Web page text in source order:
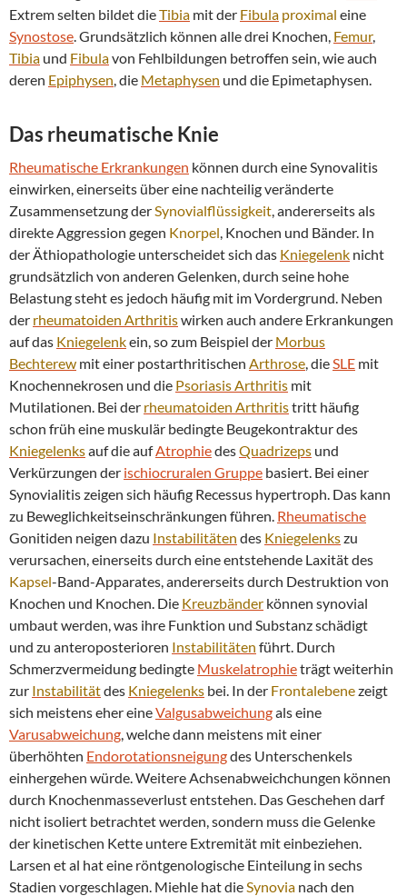
Extrem selten bildet dieTibia mit der Fibula proximal eine
Synostose. Grundsätzlich können alle drei Knochen, Femur,
Tibia und Fibulavon Fehlbildungen betroffen sein, wie auch
deren Epiphysen, die Metaphysen und die Epimetaphysen.
Das rheumatische Knie
Rheumatische Erkrankungen können durch eine Synovalitis
einwirken, einerseits über eine nachteilig veränderte
Zusammensetzung derSynovialflüssigkeit, andererseits als
direkte Aggression gegen Knorpel, Knochen und Bänder. In
der Äthiopathologie unterscheidet sich das Kniegelenk nicht
grundsätzlich von anderen Gelenken, durch seine hohe
Belastung steht es jedoch häufig mit im Vordergrund. Neben
der rheumatoiden Arthritiswirken auch andere Erkrankungen
auf das Kniegelenkein, so zum Beispiel der Morbus
Bechterew mit einer postarthritischen Arthrose, dieSLE mit
Knochennekrosen und die PsoriasisArthritis mit
Mutilationen. Bei der rheumatoiden Arthritistritt häufig
schon früh eine muskulär bedingte Beugekontraktur des
Kniegelenksauf die aufAtrophiedesQuadrizeps und
Verkürzungen der ischiocruralen Gruppe basiert. Bei einer
Synovialitis zeigen sich häufig Recessus hypertroph. Das kann
zu Beweglichkeitseinschränkungen führen. Rheumatische
Gonitiden neigen dazu Instabilitäten des Kniegelenkszu
verursachen, einerseits durch eine entstehende Laxität des
Kapsel-Band-Apparates, andererseits durch Destruktion von
Knochen und Knochen. Die Kreuzbänder können synovial
umbaut werden, was ihre Funktion und Substanz schädigt
und zu anteroposterioren Instabilitäten führt. Durch
Schmerzvermeidung bedingte Muskelatrophieträgt weiterhin
zur Instabilitätdes Kniegelenks bei. In der Frontalebenezeigt
sich meistens eher eineValgusabweichungals eine
Varusabweichung, welche dann meistens mit einer
überhöhten Endorotationsneigungdes Unterschenkels
einhergehen würde. Weitere Achsenabweichchungen können
durch Knochenmasseverlust entstehen. Das Geschehen darf
nicht isoliert betrachtet werden, sondern muss die Gelenke
der kinetischen Kette untere Extremität mit einbeziehen.
Larsen et al hat eine röntgenologische Einteilung in sechs
Stadien vorgeschlagen. Miehle hat dieSynovia nach den